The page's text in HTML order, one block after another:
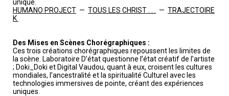
unique.
HUMANO PROJECT — TOUS LES CHRIST . . . — TRAJECTOIRE
K
Des Mises en Scènes Chorégraphiques :
Ces trois créations chorégraphiques repoussent les limites de
la scène. Laboratoire D’état questionne l’état créatif de l’artiste
; Doki_Doki et Digital Vaudou, quant à eux, croisent les cultures
mondiales, l’ancestralité et la spiritualité Culturel avec les
technologies immersives de pointe, créant des expériences
uniques.